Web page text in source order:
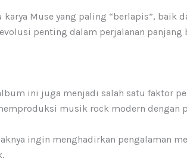
Muse yang paling “berlapis”,
penting dalam perjalanan panjang
ini juga menjadi salah satu faktor
musik rock modern dengan
ingin menghadirkan pengalaman